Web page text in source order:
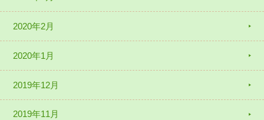
2020年2月
2020年1月
2019年12月
2019年11月